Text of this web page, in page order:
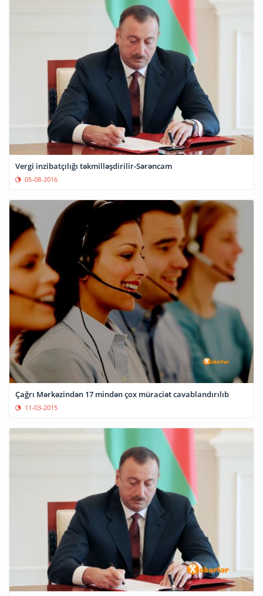
Vergi inzibatçılığı təkmilləşdirilir-Sərəncam
05-08-2016
Çağrı Mərkəzindən 17 mindən çox müraciət cavablandırılıb
11-03-2015